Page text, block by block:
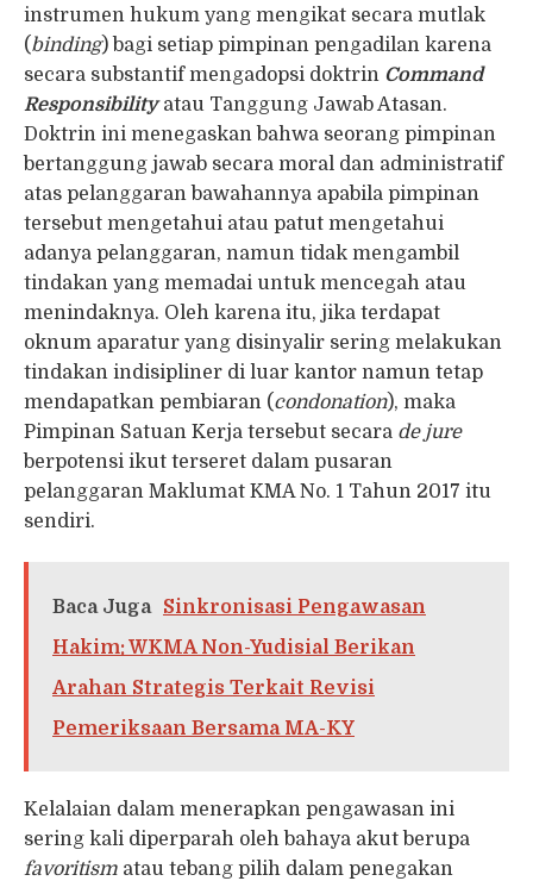
instrumen hukum yang mengikat secara mutlak
(binding) bagi setiap pimpinan pengadilan karena
secara substantif mengadopsi doktrin Command
Responsibilityatau Tanggung Jawab Atasan.
Doktrin ini menegaskan bahwa seorang pimpinan
bertanggung jawab secara moral dan administratif
atas pelanggaran bawahannya apabila pimpinan
tersebut mengetahui atau patut mengetahui
adanya pelanggaran, namun tidak mengambil
tindakan yang memadai untuk mencegah atau
menindaknya. Oleh karena itu, jika terdapat
oknum aparatur yang disinyalir sering melakukan
tindakan indisipliner di luar kantor namun tetap
mendapatkan pembiaran (condonation), maka
Pimpinan Satuan Kerja tersebut secara de jure
berpotensi ikut terseret dalam pusaran
pelanggaran Maklumat KMA No. 1 Tahun 2017 itu
sendiri.
Baca Juga
Sinkronisasi Pengawasan
Hakim: WKMA Non-Yudisial Berikan
Arahan Strategis Terkait Revisi
Pemeriksaan Bersama MA-KY
Kelalaian dalam menerapkan pengawasan ini
sering kali diperparah oleh bahaya akut berupa
favoritism atau tebang pilih dalam penegakan